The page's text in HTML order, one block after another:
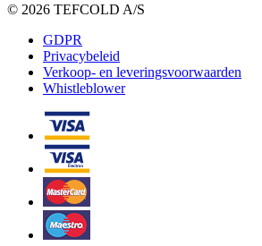
© 2026 TEFCOLD A/S
GDPR
Privacybeleid
Verkoop- en leveringsvoorwaarden
Whistleblower